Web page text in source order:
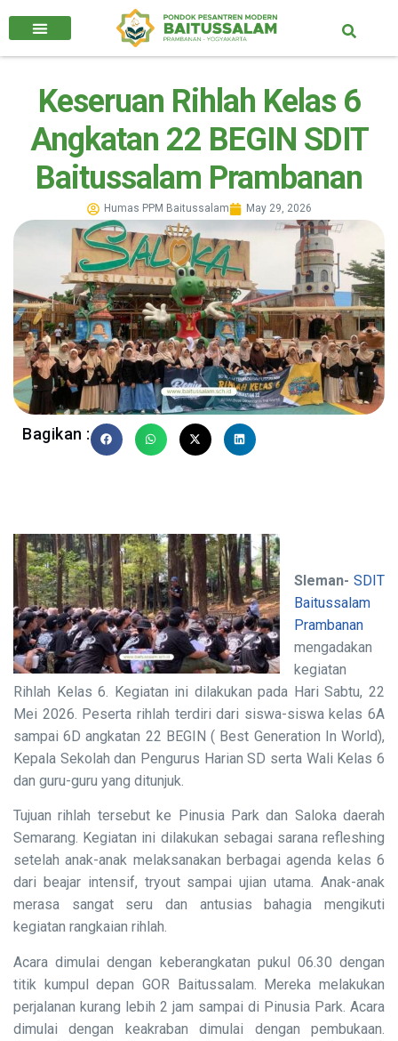
Keseruan Rihlah Kelas 6
Angkatan 22 BEGIN SDIT
Baitussalam Prambanan
Humas PPM Baitussalam May 29, 2026
Bagikan :
Sleman- SDIT
Baitussalam
Prambanan
mengadakan
kegiatan
Rihlah Kelas 6. Kegiatan ini dilakukan pada Hari Sabtu, 22
Mei 2026. Peserta rihlah terdiri dari siswa-siswa kelas 6A
sampai 6D angkatan 22 BEGIN ( Best Generation In World),
Kepala Sekolah dan Pengurus Harian SD serta Wali Kelas 6
dan guru-guru yang ditunjuk.
Tujuan rihlah tersebut ke Pinusia Park dan Saloka daerah
Semarang. Kegiatan ini dilakukan sebagai sarana refleshing
setelah anak-anak melaksanakan berbagai agenda kelas 6
dari beajar intensif, tryout sampai ujian utama. Anak-anak
merasa sangat seru dan antusias bahagia mengikuti
kegiatan rangkaian rihlah.
Acara dimulai dengan keberangkatan pukul 06.30 dengan
titik kumpul depan GOR Baitussalam. Mereka melakukan
perjalanan kurang lebih 2 jam sampai di Pinusia Park. Acara
dimulai dengan keakraban dimulai dengan pembukaan.